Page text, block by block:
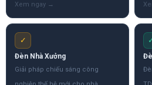
✓
Đèn Nhà Xưởng
Giải pháp chiếu sáng công